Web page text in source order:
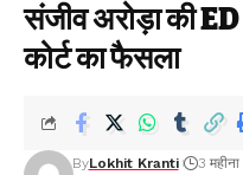
संजीव अरोड़ा की
कोर्ट का फैसला
ByLokhit Kranti 3